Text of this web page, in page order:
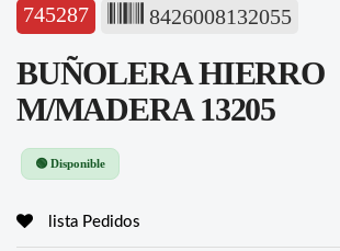
745287 8426008132055
BUÑOLERA HIERRO
M/MADERA 13205
🟢 Disponible
lista Pedidos